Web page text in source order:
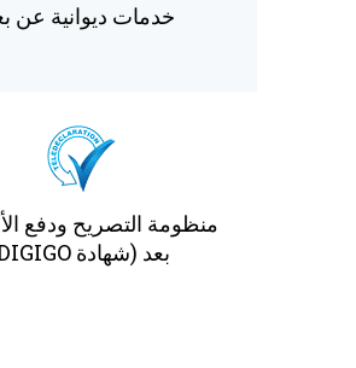
خدمات ديوانية عن
منظومة التصريح ودفع
بعد (شهادة DIGIGO)